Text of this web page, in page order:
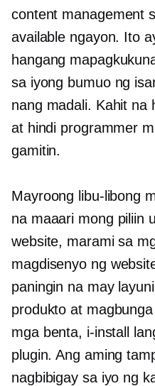
content management
available ngayon. Ito
hangang
sa iyong bumuo ng
nang madali. Kahit na
at hindi programmer
gamitin.
Mayroong libu-libong
na maaari mong piliin
website, marami sa
magdisenyo ng
paningin na may
produkto at
mga benta, i-install
plugin. Ang aming
nagbibigay sa iyo ng